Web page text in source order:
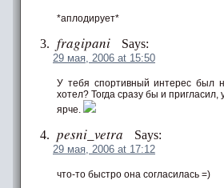
*аплодирует*
fragipani Says:
29 мая, 2006 at 15:50
У тебя спортивный интерес был
хотел? Тогда сразу бы и
ярче.
pesni_vetra Says:
29 мая, 2006 at 17:12
что-то быстро она согласилась =)